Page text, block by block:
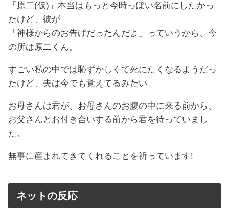
「原二(仮)」本当はもっと今時っぽい名前にしたかっ
たけど、彼が
「神様からのお告げだったんだよ」っていうから、今
の所は原二くん。
すごい私の中では恥ずかしくて死にたくなるようだっ
たけど、夫は今でも覚えてるみたい
お母さんは君が、お母さんのお腹の中に来る前から、
お父さんとお付き合いする前から君を待っていまし
た。
無事に産まれてきてくれることを祈っています!
ネットの反応